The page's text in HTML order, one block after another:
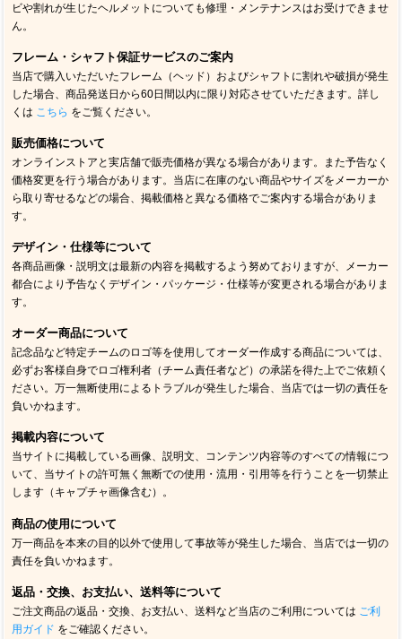
ビや割れが生じたヘルメットについても修理・メンテナンスはお受けできませ
ん。
フレーム・シャフト保証サービスのご案内
当店で購入いただいたフレーム（ヘッド）およびシャフトに割れや破損が発生
した場合、商品発送日から60日間以内に限り対応させていただきます。詳し
くは こちら をご覧ください。
販売価格について
オンラインストアと実店舗で販売価格が異なる場合があります。また予告なく
価格変更を行う場合があります。当店に在庫のない商品やサイズをメーカーか
ら取り寄せるなどの場合、掲載価格と異なる価格でご案内する場合がありま
す。
デザイン・仕様等について
各商品画像・説明文は最新の内容を掲載するよう努めておりますが、メーカー
都合により予告なくデザイン・パッケージ・仕様等が変更される場合がありま
す。
オーダー商品について
記念品など特定チームのロゴ等を使用してオーダー作成する商品については、
必ずお客様自身でロゴ権利者（チーム責任者など）の承諾を得た上でご依頼く
ださい。万一無断使用によるトラブルが発生した場合、当店では一切の責任を
負いかねます。
掲載内容について
当サイトに掲載している画像、説明文、コンテンツ内容等のすべての情報につ
いて、当サイトの許可無く無断での使用・流用・引用等を行うことを一切禁止
します（キャプチャ画像含む）。
商品の使用について
万一商品を本来の目的以外で使用して事故等が発生した場合、当店では一切の
責任を負いかねます。
返品・交換、お支払い、送料等について
ご注文商品の返品・交換、お支払い、送料など当店のご利用については ご利
用ガイド をご確認ください。